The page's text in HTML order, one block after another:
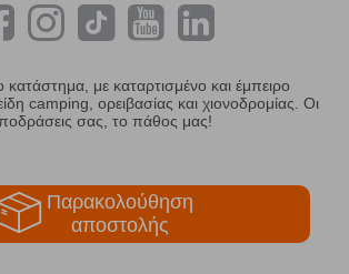
κατάστημα, με καταρτισμένο και έμπειρο
camping, ορειβασίας και χιονοδρομίας. Οι
σας, το πάθος μας!
Παρακολούθηση
αποστολής